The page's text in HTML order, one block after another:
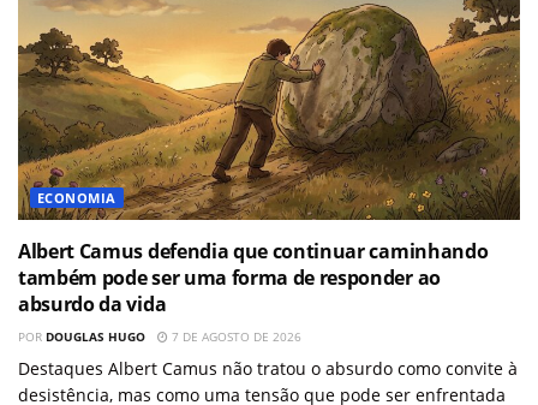
ECONOMIA
Albert Camus defendia que continuar caminhando
também pode ser uma forma de responder ao
absurdo da vida
POR DOUGLAS HUGO 7 DE AGOSTO DE 2026
Destaques Albert Camus não tratou o absurdo como convite à
desistência, mas como uma tensão que pode ser enfrentada